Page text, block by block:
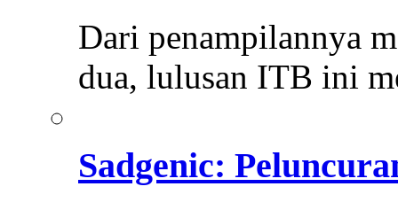
Dari penampilannya
dua, lulusan ITB ini
Sadgenic: